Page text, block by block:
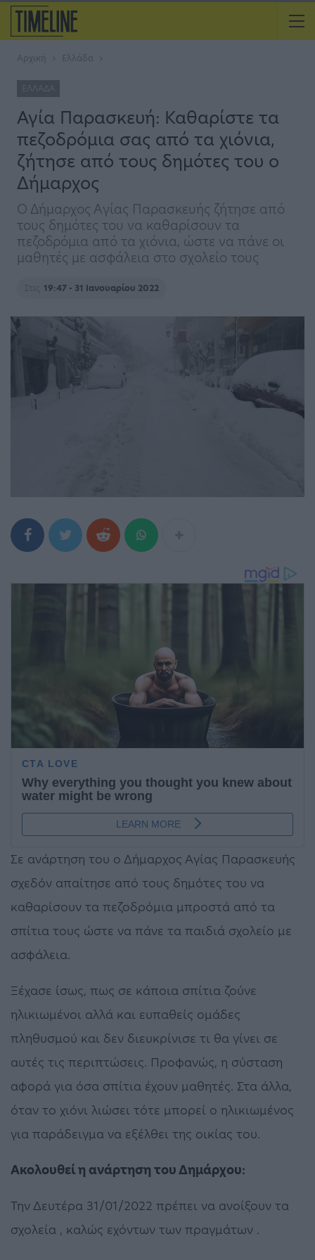
Αρχική Ελλάδα
ΕΛΛΆΔΑ
Αγία Παρασκευή: Καθαρίστε τα
πεζοδρόμια σας από τα χιόνια,
ζήτησε από τους δημότες του ο
Δήμαρχος
Ο Δήμαρχος Αγίας Παρασκευής ζήτησε από
τους δημότες του να καθαρίσουν τα
πεζοδρόμια από τα χιόνια, ώστε να πάνε οι
μαθητές με ασφάλεια στο σχολείο τους
Στις 19:47 - 31 Ιανουαρίου 2022
Σε ανάρτηση του ο Δήμαρχος Αγίας Παρασκευής
σχεδόν απαίτησε από τους δημότες του να
καθαρίσουν τα πεζοδρόμια μπροστά από τα
σπίτια τους ώστε να πάνε τα παιδιά σχολείο με
ασφάλεια.
Ξέχασε ίσως, πως σε κάποια σπίτια ζούνε
ηλικιωμένοι αλλά και ευπαθείς ομάδες
πληθυσμού και δεν διευκρίνισε τι θα γίνει σε
αυτές τις περιπτώσεις. Προφανώς, η σύσταση
αφορά για όσα σπίτια έχουν μαθητές. Στα άλλα,
όταν το χιόνι λιώσει τότε μπορεί ο ηλικιωμένος
για παράδειγμα να εξέλθει της οικίας του.
Ακολουθεί η ανάρτηση του Δημάρχου:
Την Δευτέρα 31/01/2022 πρέπει να ανοίξουν τα
σχολεία , καλώς εχόντων των πραγμάτων .